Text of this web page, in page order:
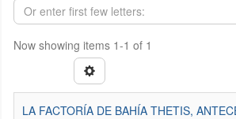
Now showing items 1-1 of 1
LA FACTORÍA DE BAHÍA THETIS,